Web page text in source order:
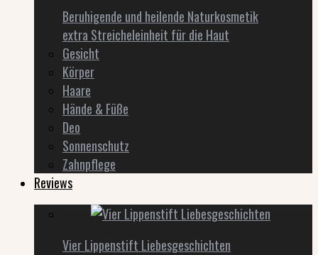
Beruhigende und heilende Naturkosmetik
extra Streicheleinheit für die Haut
Gesicht
Körper
Haare
Hände & Füße
Deo
Sonnenschutz
Zahnpflege
Reviews
Vier Lippenstift Liebesgeschichten